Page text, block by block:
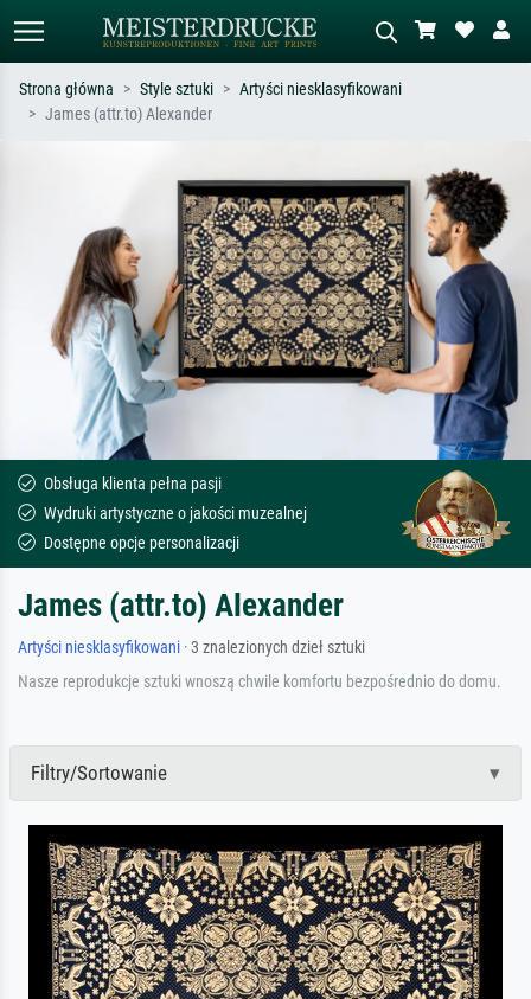
Monet, Gwiaździsta noc,
impresjonizm, fala Hokusaia, akt.
Opisz scenę – np. zielona łąka,
abstrakcja z czerwienią, ciemny olej,
stojący akt obok drzewa.
Strona główna Style sztuki
Artyści niesklasyfikowani
James (attr.to) Alexander
Obsługa klienta pełna pasji
Wydruki artystyczne o jakości muzealnej
Dostępne opcje personalizacji
James (attr.to) Alexander
Artyści niesklasyfikowani · 3 znalezionych dzieł sztuki
Nasze reprodukcje sztuki wnoszą chwile komfortu bezpośrednio do domu.
Filtry/Sortowanie